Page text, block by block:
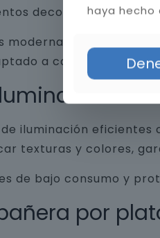
decorativos que
modernas como
a cada baño.
iluminación
texturas y colores,
de bajo consumo y
por
haya hecho